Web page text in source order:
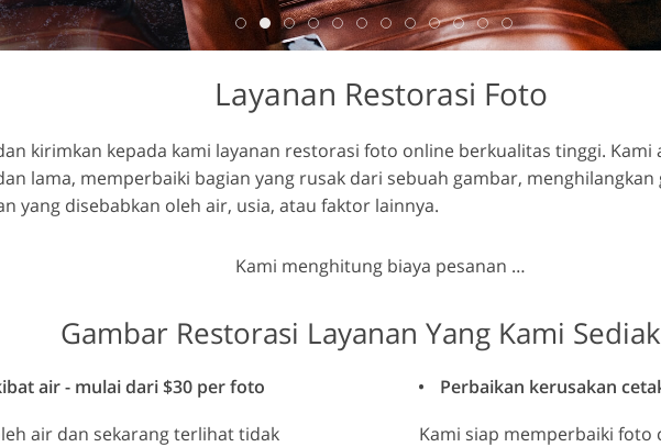
Layanan Retouching
Perhiasan
Data Pelatihan AI Layanan Pengeditan Video
Layanan Restorasi Foto
kirimkan kepada kami layanan restorasi foto online berkualitas tinggi. Kami
lama, memperbaiki bagian yang rusak dari sebuah gambar,
yang disebabkan oleh air, usia, atau faktor lainnya.
Kami menghitung biaya pesanan …
Gambar Restorasi Layanan Yang Kami
air - mulai dari $30 per foto
air dan sekarang terlihat tidak
Perbaikan kerusakan
Kami siap memperbaiki foto